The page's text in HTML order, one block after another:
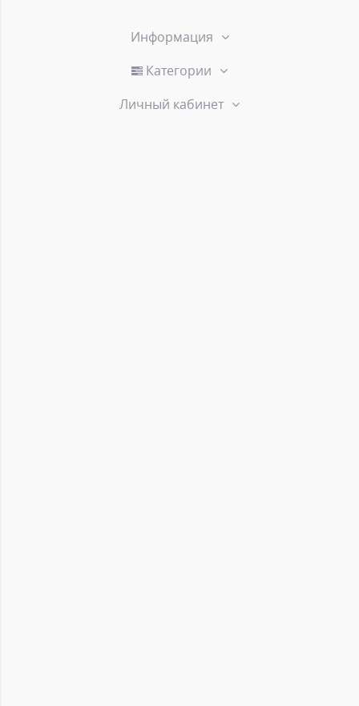
Информация
Категории
Личный кабинет